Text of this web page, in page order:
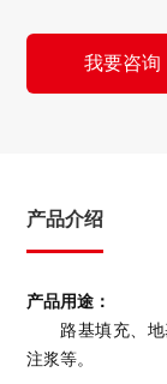
我要咨询
产品介绍
产品用途：
路基填充、
注浆等。